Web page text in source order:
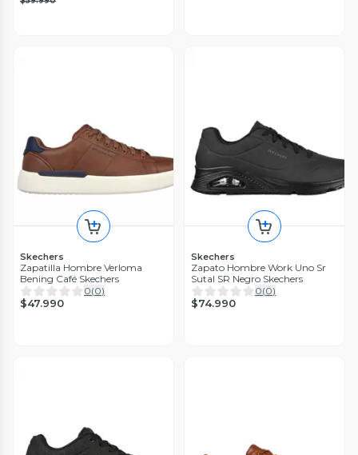
Skechers
Zapatilla Hombre Verloma
Bening Café Skechers
0(0)
$47.990
Skechers
Zapato Hombre Work Uno Sr
Sutal SR Negro Skechers
0(0)
$74.990